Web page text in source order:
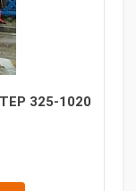
325-1020